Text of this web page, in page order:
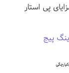
پی استار
پیج